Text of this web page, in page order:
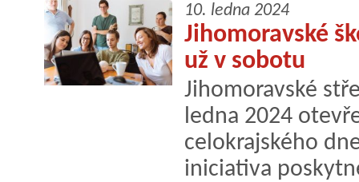
10. ledna 2024
Jihomoravské
už v sobotu
Jihomoravské
ledna 2024
celokrajského
iniciativa